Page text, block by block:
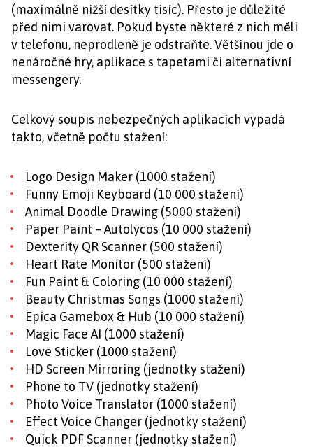
(maximálně nižší desítky tisíc). Přesto je důležité
před nimi varovat. Pokud byste některé z nich měli
v telefonu, neprodleně je odstraňte. Většinou jde o
nenáročné hry, aplikace s tapetami či alternativní
messengery.
Celkový soupis nebezpečných aplikacích vypadá
takto, včetně počtu stažení:
Logo Design Maker (1000 stažení)
Funny Emoji Keyboard (10 000 stažení)
Animal Doodle Drawing (5000 stažení)
Paper Paint – Autolycos (10 000 stažení)
Dexterity QR Scanner (500 stažení)
Heart Rate Monitor (500 stažení)
Fun Paint & Coloring (10 000 stažení)
Beauty Christmas Songs (1000 stažení)
Epica Gamebox & Hub (10 000 stažení)
Magic Face AI (1000 stažení)
Love Sticker (1000 stažení)
HD Screen Mirroring (jednotky stažení)
Phone to TV (jednotky stažení)
Photo Voice Translator (1000 stažení)
Effect Voice Changer (jednotky stažení)
Quick PDF Scanner (jednotky stažení)